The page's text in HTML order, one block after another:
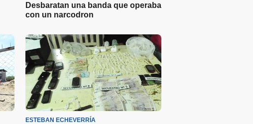
Desbaratan una banda que operaba
con un narcodron
ESTEBAN ECHEVERRÍA